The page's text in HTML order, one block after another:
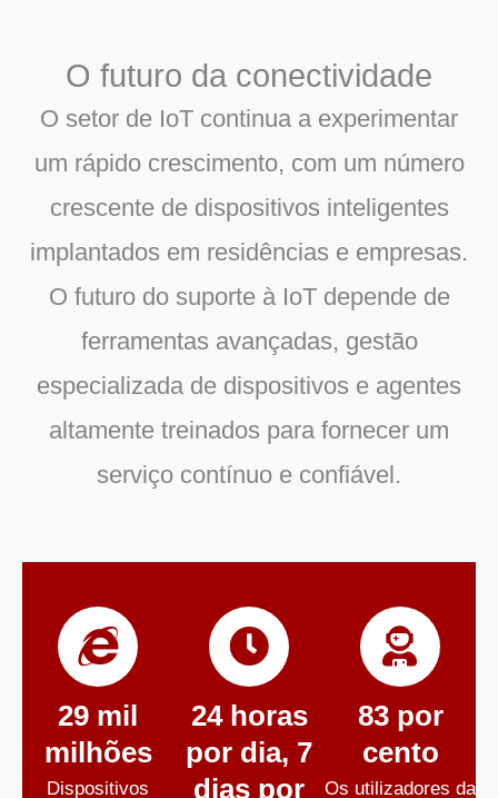
O futuro da conectividade
O setor de IoT continua a experimentar
um rápido crescimento, com um número
crescente de dispositivos inteligentes
implantados em residências e empresas.
O futuro do suporte à IoT depende de
ferramentas avançadas, gestão
especializada de dispositivos e agentes
altamente treinados para fornecer um
serviço contínuo e confiável.
29 mil
milhões
Dispositivos
24 horas
por dia, 7
dias por
83 por
cento
Os utilizadores da